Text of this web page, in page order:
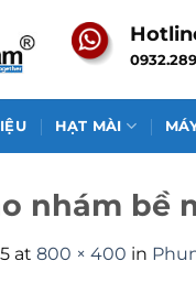
HẠT MÀI
nhám bề
at 800 × 400 in